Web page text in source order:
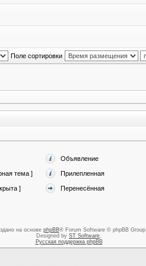
Поле сортировки
Объявление
тема ] Прилепленная
] Перенесённая
на основе phpBB® Forum Software © phpBB Group
Designed by ST Software.
Русская поддержка phpBB